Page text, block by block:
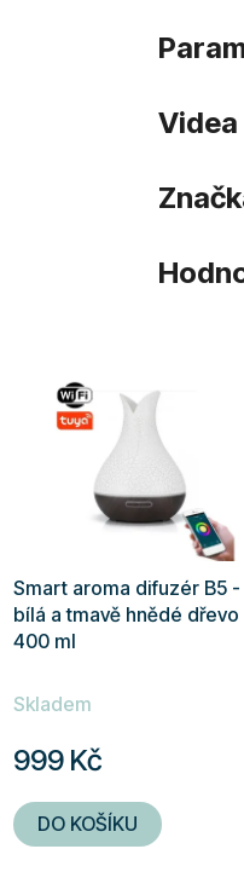
Videa
Smart aroma difuzér B5 -
bílá a tmavě hnědé dřevo
400 ml
hodnocení
je
5,0
z
Skladem
999 Kč
DO KOŠÍKU